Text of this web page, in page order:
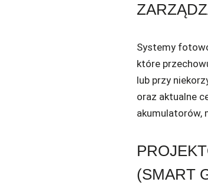
Systemy
które
lub przy
oraz aktualne
akumulatorów,
(SMART